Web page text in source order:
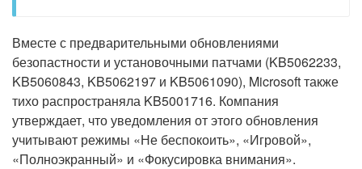
Вместе с предварительными обновлениями
безопастности и установочными патчами (KB5062233,
KB5060843, KB5062197 и KB5061090), Microsoft также
тихо распространяла KB5001716. Компания
утверждает, что уведомления от этого обновления
учитывают режимы «Не беспокоить», «Игровой»,
«Полноэкранный» и «Фокусировка внимания».